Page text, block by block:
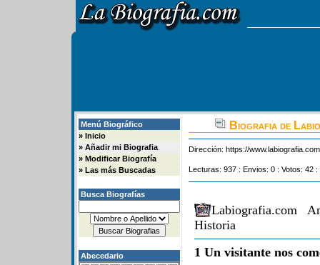
Menú Biográfico
» Inicio
» Añadir mi Biografia
» Modificar Biografía
» Las más Buscadas
Busca Biografías
Abecedario
Biografia de
Dirección: https://
Lecturas: 937 : Envios: 0 : Votos: 42
Labiografia.com
Historia
1 Un visitante nos